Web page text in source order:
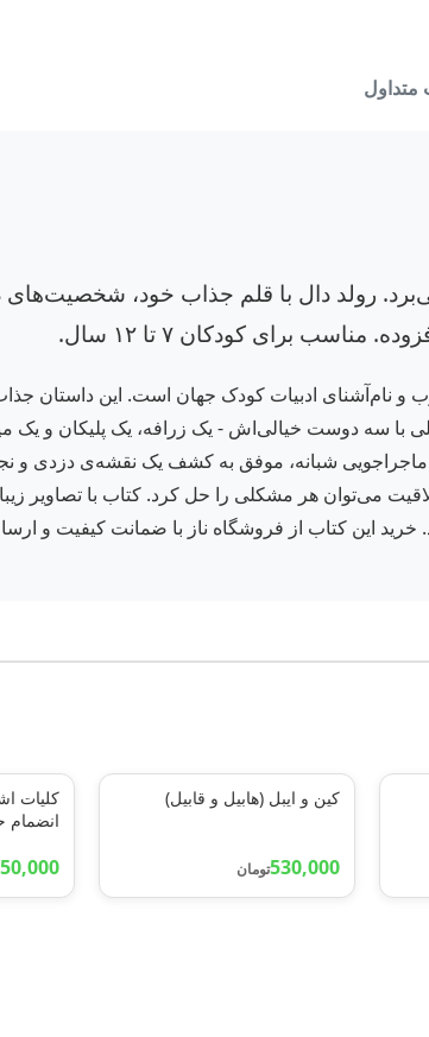
متداول
رولد دال با قلم جذاب خود،
برای کودکان ۷ تا ۱۲ سال.
نام‌آشنای ادبیات کودک جهان است. این داستان
با سه دوست خیالی‌اش - یک زرافه، یک پلیکان و یک
شبانه، موفق به کشف یک نقشه‌ی دزدی و
می‌توان هر مشکلی را حل کرد. کتاب با تصاویر
خرید این کتاب از فروشگاه ناز با ضمانت کیفیت و
کین و ایبل (هابیل و قابیل)
530,000تومان
کلیات
انضمام